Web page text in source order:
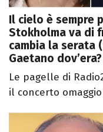
Il cielo è sempre
Stokholma va di
cambia la serata
Gaetano dov’era?
Le pagelle di
il concerto omaggio